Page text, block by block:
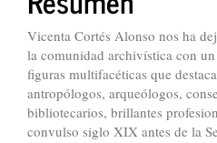
del
artículo
Vicenta Cortés Alonso nos ha
la comunidad archivística con
figuras multifacéticas que
antropólogos, arqueólogos,
bibliotecarios, brillantes
convulso siglo XIX antes de la